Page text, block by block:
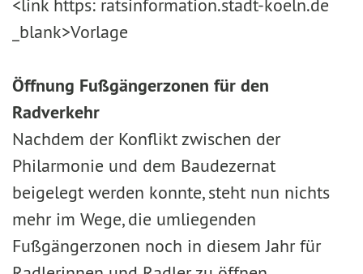
<link https: ratsinformation.stadt-koeln.de
_blank>Vorlage
Öffnung Fußgängerzonen für den
Radverkehr
Nachdem der Konflikt zwischen der
Philarmonie und dem Baudezernat
beigelegt werden konnte, steht nun nichts
mehr im Wege, die umliegenden
Fußgängerzonen noch in diesem Jahr für